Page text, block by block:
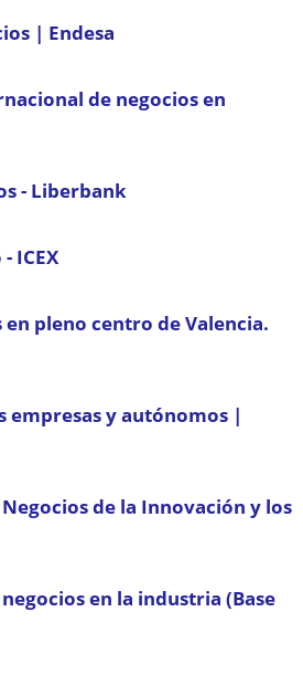
| Endesa
de negocios en
- Liberbank
ICEX
pleno centro de Valencia.
empresas y autónomos |
Negocios de la Innovación y los
en la industria (Base